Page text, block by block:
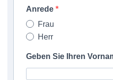
Anrede
Frau
Herr
Geben Sie Ihren